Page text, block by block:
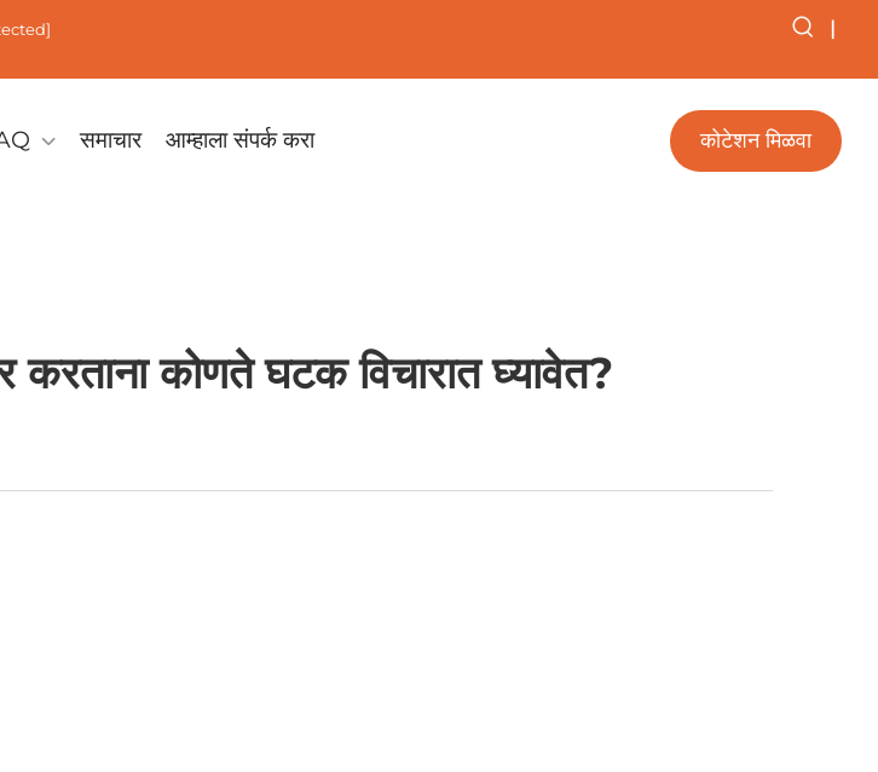
|
समाचार आम्हाला संपर्क करा कोटेशन मिळवा
कोणते घटक विचारात घ्यावेत?